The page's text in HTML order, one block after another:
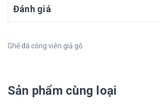
Đánh giá
Ghế đá công viên giả gỗ
Sản phẩm cùng loại